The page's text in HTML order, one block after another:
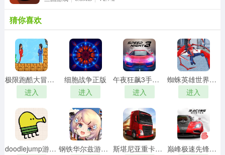
猜你喜欢
极限跑酷大冒险游戏正版
进入
细胞战争正版
进入
午夜狂飙3手游版
进入
蜘蛛英雄世界游戏安装包
进入
doodlejump游戏正版
钢铁华尔兹游戏纯净最新版
斯堪尼亚重卡驾驶模拟直装版
巅峰极速先锋服最新版